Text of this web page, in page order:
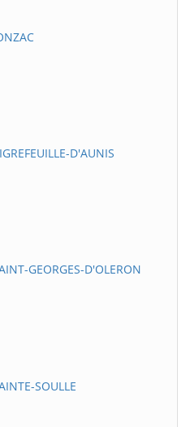
D'AUNIS
GEORGES-D'OLERON
SOULLE